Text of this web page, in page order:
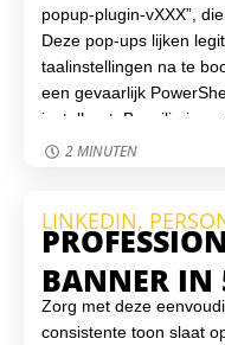
popup-plugin-vXXX”,
Deze pop-ups lijken
taalinstellingen na te
een gevaarlijk
installeert. Beveilig je
controleren, een
beschermd te houden
2 MINUTEN
LINKEDIN,
BANNER IN
Zorg met deze
consistente toon slaat